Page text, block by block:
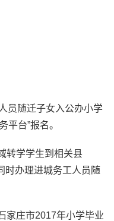
员随迁子女入公办小学
平台”报名。
转学学生到相关县
时办理进城务工人员随
家庄市2017年小学毕业